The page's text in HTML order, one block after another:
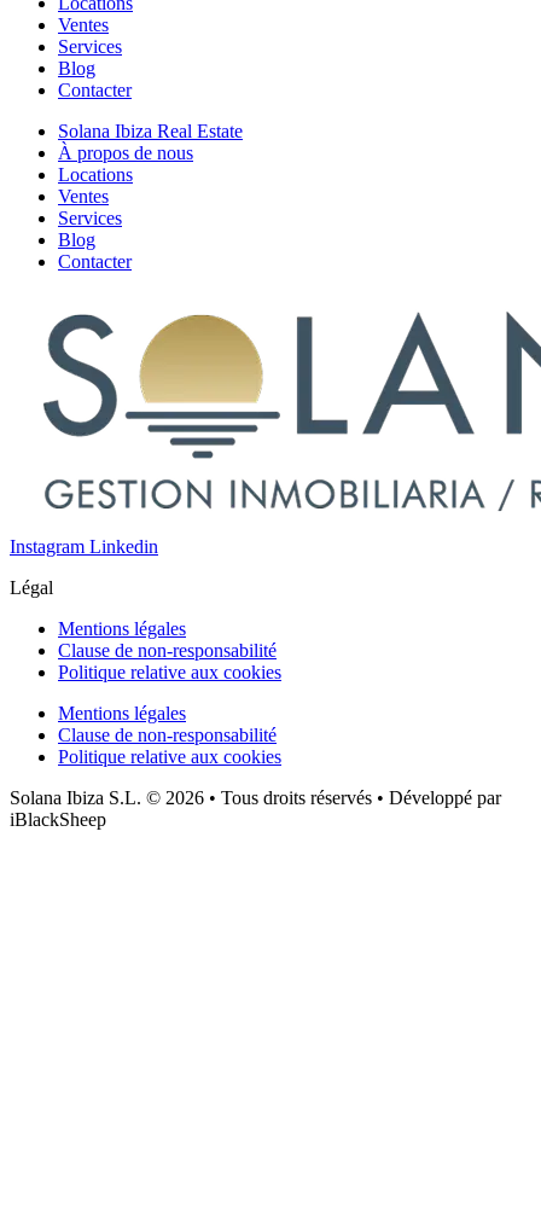
Ventes
Services
Blog
Contacter
Solana Ibiza Real Estate
À propos de nous
Locations
Ventes
Services
Blog
Contacter
Instagram Linkedin
Légal
Mentions légales
Clause de non-responsabilité
Politique relative aux cookies
Mentions légales
Clause de non-responsabilité
Politique relative aux cookies
Solana Ibiza S.L. © 2026 • Tous droits réservés • Développé par
iBlackSheep